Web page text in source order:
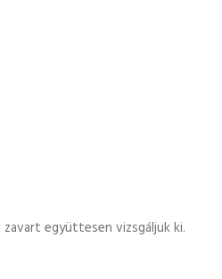
együttesen vizsgáljuk ki.